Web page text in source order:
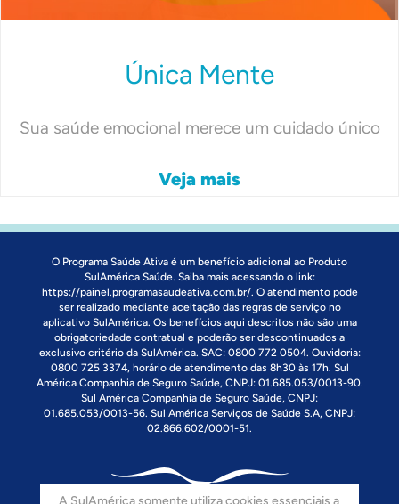
A SulAmérica somente utiliza cookies essenciais a
Única Mente
Sua saúde emocional merece um cuidado único
Veja mais
O Programa Saúde Ativa é um benefício adicional ao Produto
SulAmérica Saúde. Saiba mais acessando o link:
https://painel.programasaudeativa.com.br/. O atendimento pode
ser realizado mediante aceitação das regras de serviço no
aplicativo SulAmérica. Os benefícios aqui descritos não são uma
obrigatoriedade contratual e poderão ser descontinuados a
exclusivo critério da SulAmérica. SAC: 0800 772 0504. Ouvidoria:
0800 725 3374, horário de atendimento das 8h30 às 17h. Sul
América Companhia de Seguro Saúde, CNPJ: 01.685.053/0013-90.
Sul América Companhia de Seguro Saúde, CNPJ:
01.685.053/0013-56. Sul América Serviços de Saúde S.A, CNPJ:
02.866.602/0001-51.